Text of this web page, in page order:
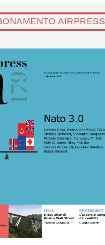
AIRPRESS